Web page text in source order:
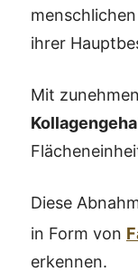
ihrer
Mit
Diese
in Form von
erkennen.